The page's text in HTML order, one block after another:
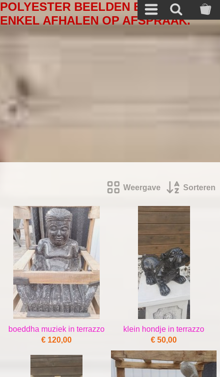
POLYESTER BEELDEN EN ANDERE
ENKEL AFHALEN OP AFSPRAAK.
Weergave Sorteren
boeddha muziek in terrazzo
€ 120,00
klein hondje in terrazzo
€ 50,00